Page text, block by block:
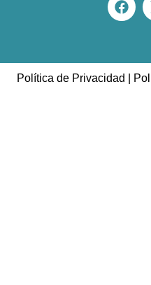
Política de Privacidad